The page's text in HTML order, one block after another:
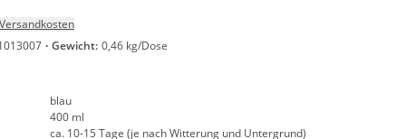
Versandkosten
· Gewicht: 0,46 kg/Dose
blau
400 ml
ca. 10-15 Tage (je nach Witterung und Untergrund)